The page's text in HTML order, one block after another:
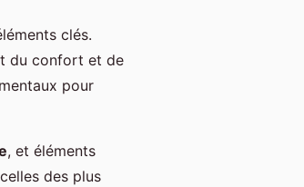
clés.
du confort et de
pour
, et éléments
des plus